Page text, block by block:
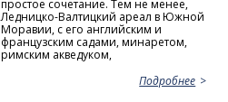
простое сочетание. Тем не менее,
Ледницко-Валтицкий ареал в Южной
Моравии, с его английским и
французским садами, минаретом,
римским акведуком,
Подробнее